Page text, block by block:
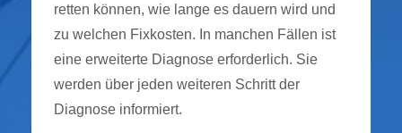
retten können, wie lange es dauern wird und
zu welchen Fixkosten. In manchen Fällen ist
eine erweiterte Diagnose erforderlich. Sie
werden über jeden weiteren Schritt der
Diagnose informiert.